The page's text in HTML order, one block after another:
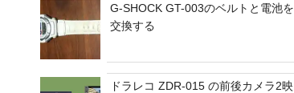
G-SHOCK GT-003のベルトと電池を
交換する
ドラレコ ZDR-015 の前後カメラ2映